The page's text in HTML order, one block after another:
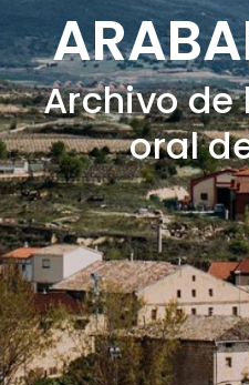
Archivo
oral